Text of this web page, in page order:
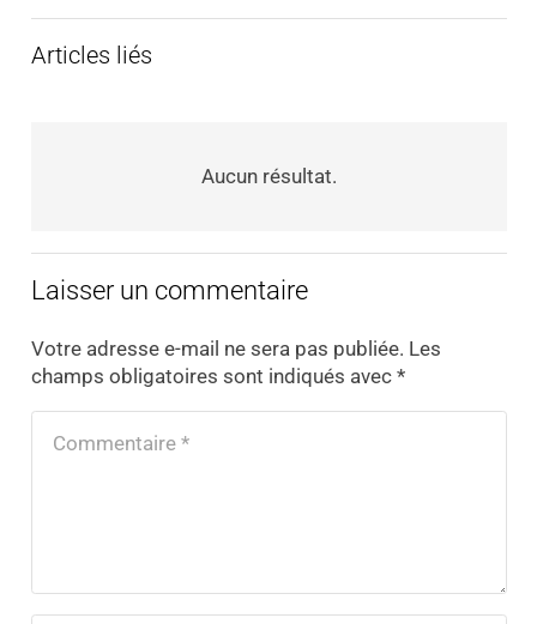
Articles liés
Aucun résultat.
Laisser un commentaire
Votre adresse e-mail ne sera pas publiée. Les
champs obligatoires sont indiqués avec *